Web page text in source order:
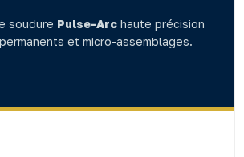
soudure Pulse-Archaute précision
et micro-assemblages.